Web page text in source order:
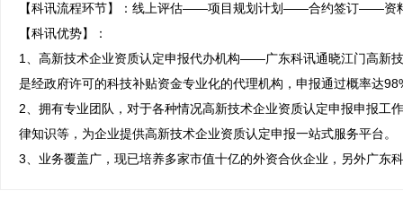
【科讯流程环节】：线上评估——项目规划计划——合约签订——
【科讯优势】：
1、高新技术企业资质认定申报代办机构——广东科讯通晓江门高新
是经政府许可的科技补贴资金专业化的代理机构，申报通过概率达
2、拥有专业团队，对于各种情况高新技术企业资质认定申报申报工
律知识等，为企业提供高新技术企业资质认定申报一站式服务平台。
3、业务覆盖广，现已培养多家市值十亿的外资合伙企业，另外广东